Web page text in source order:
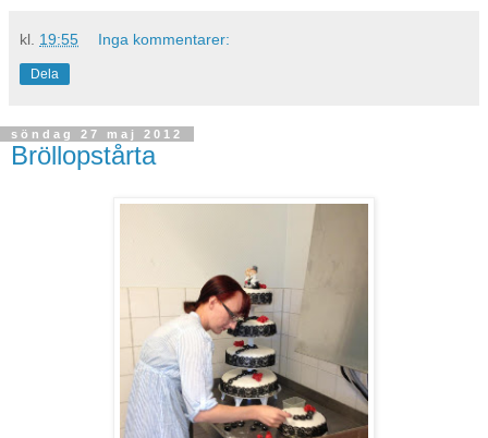
kl. 19:55 Inga kommentarer:
Dela
söndag 27 maj 2012
Bröllopstårta